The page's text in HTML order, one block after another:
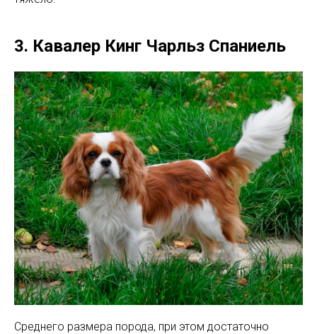
3. Кавалер Кинг Чарльз Спаниель
Среднего размера порода, при этом достаточно